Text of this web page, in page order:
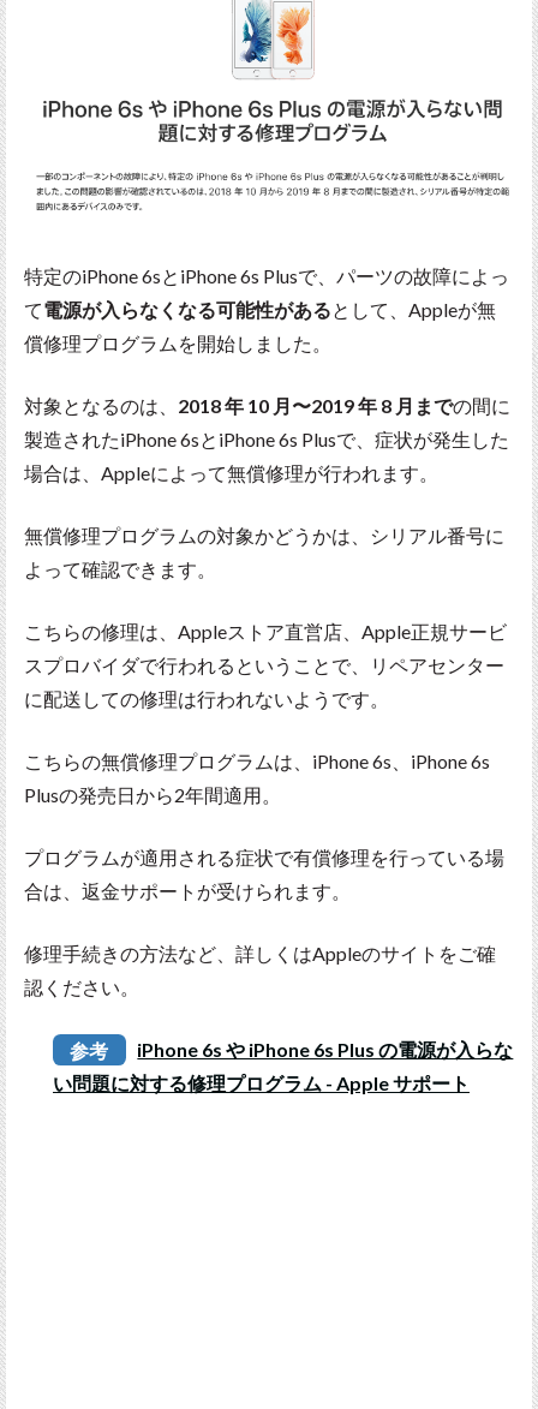
特定のiPhone 6sとiPhone 6s Plusで、パーツの故障によっ
て電源が入らなくなる可能性があるとして、Appleが無
償修理プログラムを開始しました。
対象となるのは、 2018 年 10 月〜2019 年 8 月までの間に
製造されたiPhone 6sとiPhone 6s Plusで、症状が発生した
場合は、Appleによって無償修理が行われます。
無償修理プログラムの対象かどうかは、シリアル番号に
よって確認できます。
こちらの修理は、Appleストア直営店、Apple正規サービ
スプロバイダで行われるということで、リペアセンター
に配送しての修理は行われないようです。
こちらの無償修理プログラムは、iPhone 6s、iPhone 6s
Plusの発売日から2年間適用。
プログラムが適用される症状で有償修理を行っている場
合は、返金サポートが受けられます。
修理手続きの方法など、詳しくはAppleのサイトをご確
認ください。
参考
iPhone 6s や iPhone 6s Plus の電源が入らな
い問題に対する修理プログラム - Apple サポート